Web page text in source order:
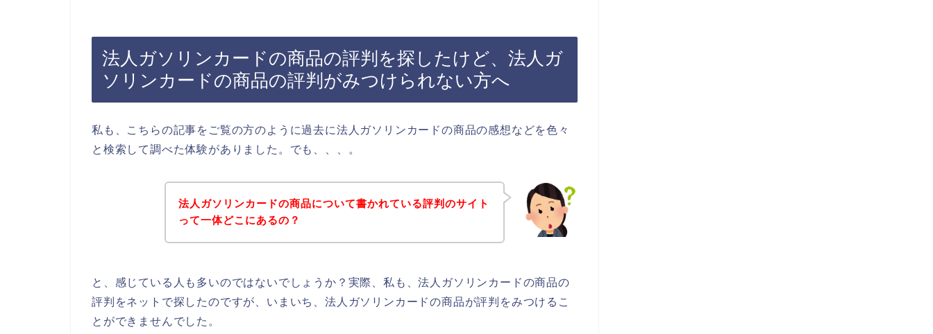
法人ガソリンカードの商品の評判を探したけど、法人ガ
ソリンカードの商品の評判がみつけられない方へ
私も、こちらの記事をご覧の方のように過去に法人ガソリンカードの商品の感想などを色々
と検索して調べた体験がありました。でも、、、。
法人ガソリンカードの商品について書かれている評判のサイト
って一体どこにあるの？
と、感じている人も多いのではないでしょうか？実際、私も、法人ガソリンカードの商品の
評判をネットで探したのですが、いまいち、法人ガソリンカードの商品が評判をみつけるこ
とができませんでした。